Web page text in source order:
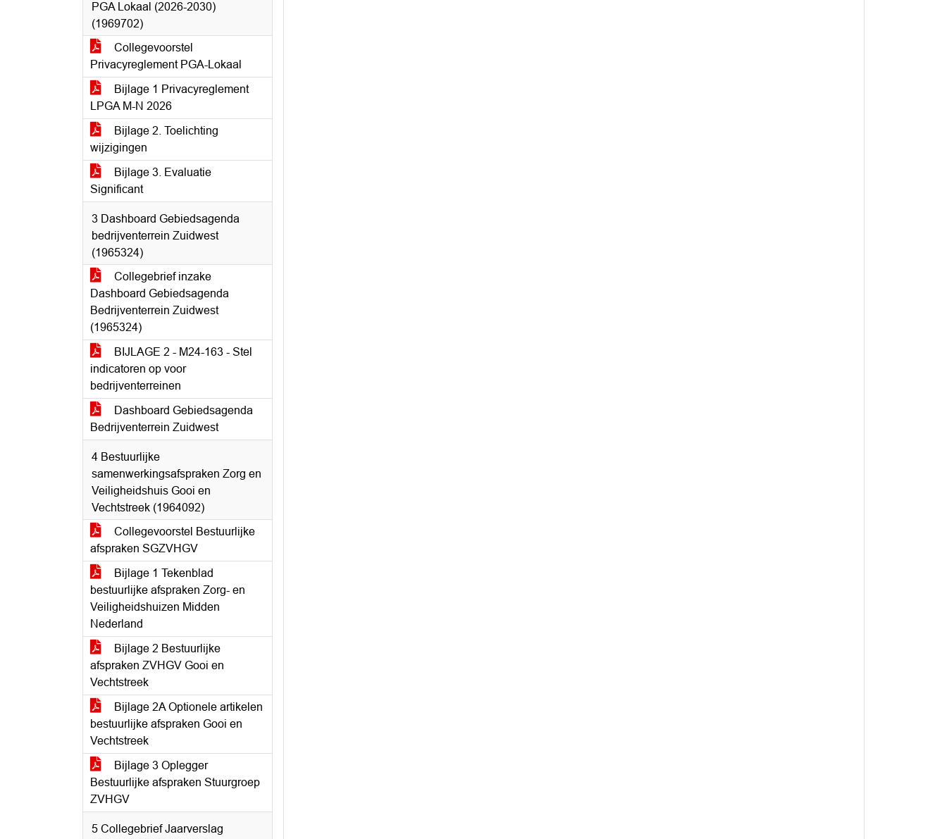
PGA Lokaal (2026-2030)
(1969702)
Collegevoorstel
Privacyreglement PGA-Lokaal
Bijlage 1 Privacyreglement
LPGA M-N 2026
Bijlage 2. Toelichting
wijzigingen
Bijlage 3. Evaluatie
Significant
3 Dashboard Gebiedsagenda
bedrijventerrein Zuidwest
(1965324)
Collegebrief inzake
Dashboard Gebiedsagenda
Bedrijventerrein Zuidwest
(1965324)
BIJLAGE 2 - M24-163 - Stel
indicatoren op voor
bedrijventerreinen
Dashboard Gebiedsagenda
Bedrijventerrein Zuidwest
4 Bestuurlijke
samenwerkingsafspraken Zorg en
Veiligheidshuis Gooi en
Vechtstreek (1964092)
Collegevoorstel Bestuurlijke
afspraken SGZVHGV
Bijlage 1 Tekenblad
bestuurlijke afspraken Zorg- en
Veiligheidshuizen Midden
Nederland
Bijlage 2 Bestuurlijke
afspraken ZVHGV Gooi en
Vechtstreek
Bijlage 2A Optionele artikelen
bestuurlijke afspraken Gooi en
Vechtstreek
Bijlage 3 Oplegger
Bestuurlijke afspraken Stuurgroep
ZVHGV
5 Collegebrief Jaarverslag